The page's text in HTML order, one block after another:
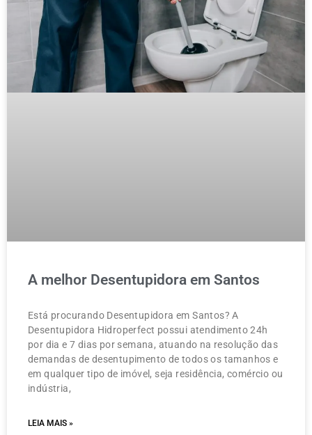
A melhor Desentupidora em Santos
Está procurando Desentupidora em Santos? A
Desentupidora Hidroperfect possui atendimento 24h
por dia e 7 dias por semana, atuando na resolução das
demandas de desentupimento de todos os tamanhos e
em qualquer tipo de imóvel, seja residência, comércio ou
indústria,
LEIA MAIS »